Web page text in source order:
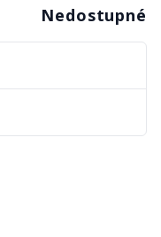
Nedostupné